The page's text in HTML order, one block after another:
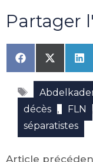
Partager
Share
on
Facebook
Share
on
X
(Twitter)
on
Étiquettes
décès , FLN
séparatistes
Article